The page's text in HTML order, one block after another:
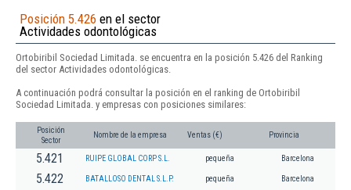
Posición 5.426 en el sector
Actividades odontológicas
Ortobiribil Sociedad Limitada. se encuentra en la posición 5.426 del Ranking
del sector Actividades odontológicas.
A continuación podrá consultar la posición en el ranking de Ortobiribil
Sociedad Limitada. y empresas con posiciones similares:
Posición
Sector
Nombre de la empresa Ventas (€) Provincia
5.421 RUIPE GLOBAL CORP S.L. pequeña Barcelona
5.422 BATALLOSO DENTAL S.L.P. pequeña Barcelona